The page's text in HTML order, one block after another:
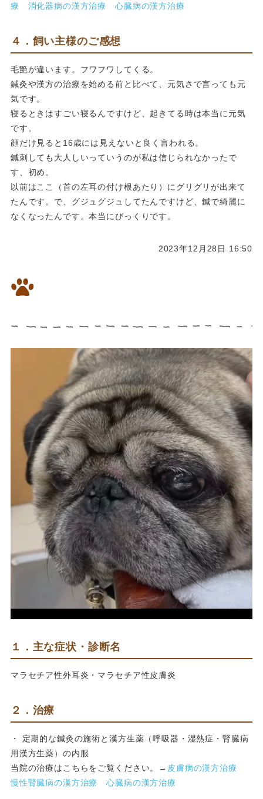
療
消化器病の漢方治療 心臓病の漢方治療
４．飼い主様のご感想
毛艶が違います。フワフワしてくる。
鍼灸や漢方の治療を始める前と比べて、元気さで言っても元
気です。
寝るときはすごい寝るんですけど、起きてる時は本当に元気
です。
顔だけ見ると16歳には見えないと良く言われる。
鍼刺しても大人しいっていうのが私は信じられなかったで
す、初め。
以前はここ（首の左耳の付け根あたり）にグリグリが出来て
たんです。で、グジュグジュしてたんですけど、鍼で綺麗に
なくなったんです。本当にびっくりです。
2023年12月28日 16:50
１．主な症状・診断名
マラセチア性外耳炎・マラセチア性皮膚炎
２．治療
・ 定期的な鍼灸の施術と漢方生薬（呼吸器・湿熱症・腎臓病
用漢方生薬）の内服
当院の治療はこちらをご覧ください。→ 皮膚病の漢方治療
慢性腎臓病の漢方治療
心臓病の漢方治療